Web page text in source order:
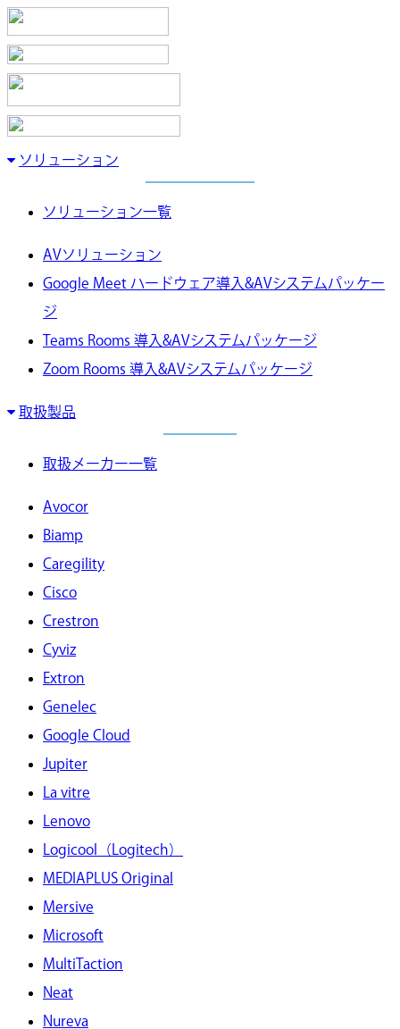
ソリューション
ソリューション一覧
AVソリューション
Google Meet ハードウェア導入&AVシステムパッケー
ジ
Teams Rooms 導入&AVシステムパッケージ
Zoom Rooms 導入&AVシステムパッケージ
取扱製品
取扱メーカー一覧
Avocor
Biamp
Caregility
Cisco
Crestron
Cyviz
Extron
Genelec
Google Cloud
Jupiter
La vitre
Lenovo
Logicool（Logitech）
MEDIAPLUS Original
Mersive
Microsoft
MultiTaction
Neat
Nureva